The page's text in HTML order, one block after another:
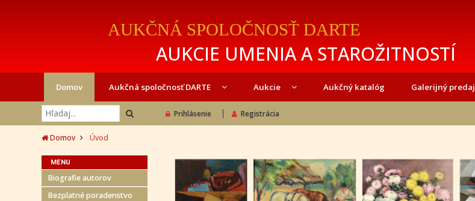
AUKČNÁ SPOLOČNOSŤ DARTE
AUKCIE UMENIA A STAROŽITNOSTÍ
Domov Aukčná spoločnosť DARTE Aukcie Aukčný katalóg Galerijný predaj
Prihlásenie Registrácia
Domov Úvod
MENU
Biografie autorov
Bezplatné poradenstvo